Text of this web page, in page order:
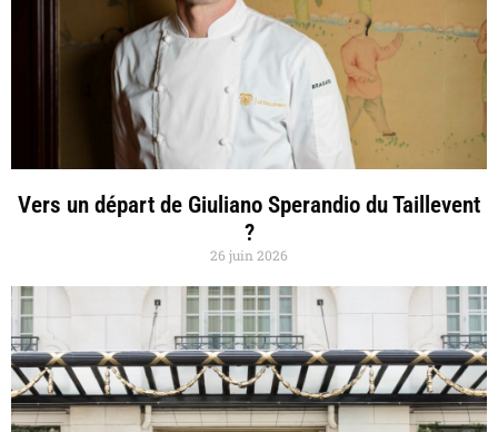
Vers un départ de Giuliano Sperandio du Taillevent
?
26 juin 2026